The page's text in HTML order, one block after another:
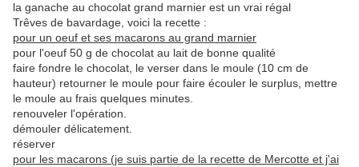
la ganache au chocolat grand marnier est un vrai régal
Trêves de bavardage, voici la recette :
pour un oeuf et ses macarons au grand marnier
pour l'oeuf 50 g de chocolat au lait de bonne qualité
faire fondre le chocolat, le verser dans le moule (10 cm de
hauteur) retourner le moule pour faire écouler le surplus, mettre
le moule au frais quelques minutes.
renouveler l'opération.
démouler délicatement.
réserver
pour les macarons (je suis partie de la recette de Mercotte et j'ai